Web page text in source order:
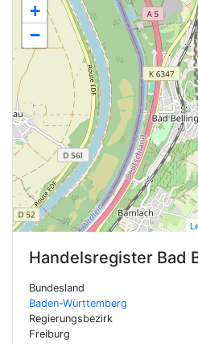
+
−
Handelsregister Bad
Bundesland
Baden-Württemberg
Regierungsbezirk
Freiburg